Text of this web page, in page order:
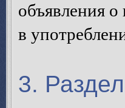
объявления
в
3.